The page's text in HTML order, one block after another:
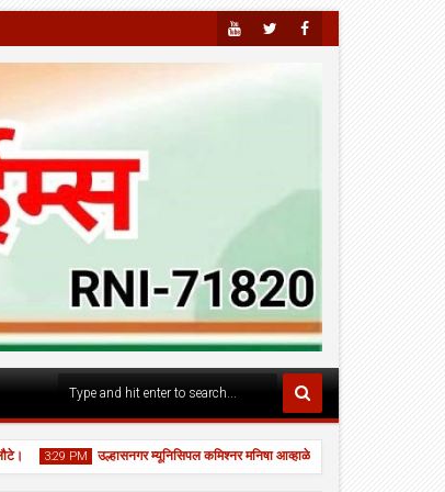
Youtu
3:29 PM उल्हासनगर म्यूनिसिपल कमिश्नर मनिषा आव्हाळे ने स्कूल नं. 24 का "घे भरारी"